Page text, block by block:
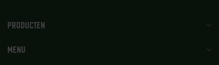
PRODUCTEN
MENU